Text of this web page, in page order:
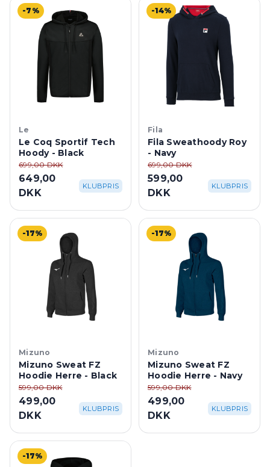
-7%
Le
Le Coq Sportif Tech
Hoody - Black
699,00 DKK
649,00
DKK
KLUBPRIS
-14%
Fila
Fila Sweathoody Roy
- Navy
699,00 DKK
599,00
DKK
KLUBPRIS
-17%
Mizuno
Mizuno Sweat FZ
Hoodie Herre - Black
599,00 DKK
499,00
DKK
KLUBPRIS
-17%
Mizuno
Mizuno Sweat FZ
Hoodie Herre - Navy
599,00 DKK
499,00
DKK
KLUBPRIS
-17%